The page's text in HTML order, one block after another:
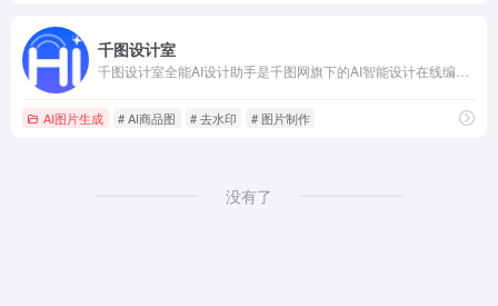
千图设计室
AI图片生成 # AI商品图 # 去水印 # 图片制作
没有了